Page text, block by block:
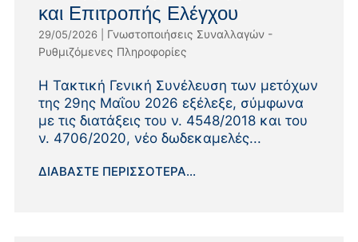
και Επιτροπής Ελέγχου
29/05/2026| Γνωστοποιήσεις Συναλλαγών -
Ρυθμιζόμενες Πληροφορίες
Η Τακτική Γενική Συνέλευση των μετόχων
της 29ης Μαΐου 2026 εξέλεξε, σύμφωνα
με τις διατάξεις του ν. 4548/2018 και του
ν. 4706/2020, νέο δωδεκαμελές...
ΔΙΑΒΆΣΤΕ ΠΕΡΙΣΣΌΤΕΡΑ...